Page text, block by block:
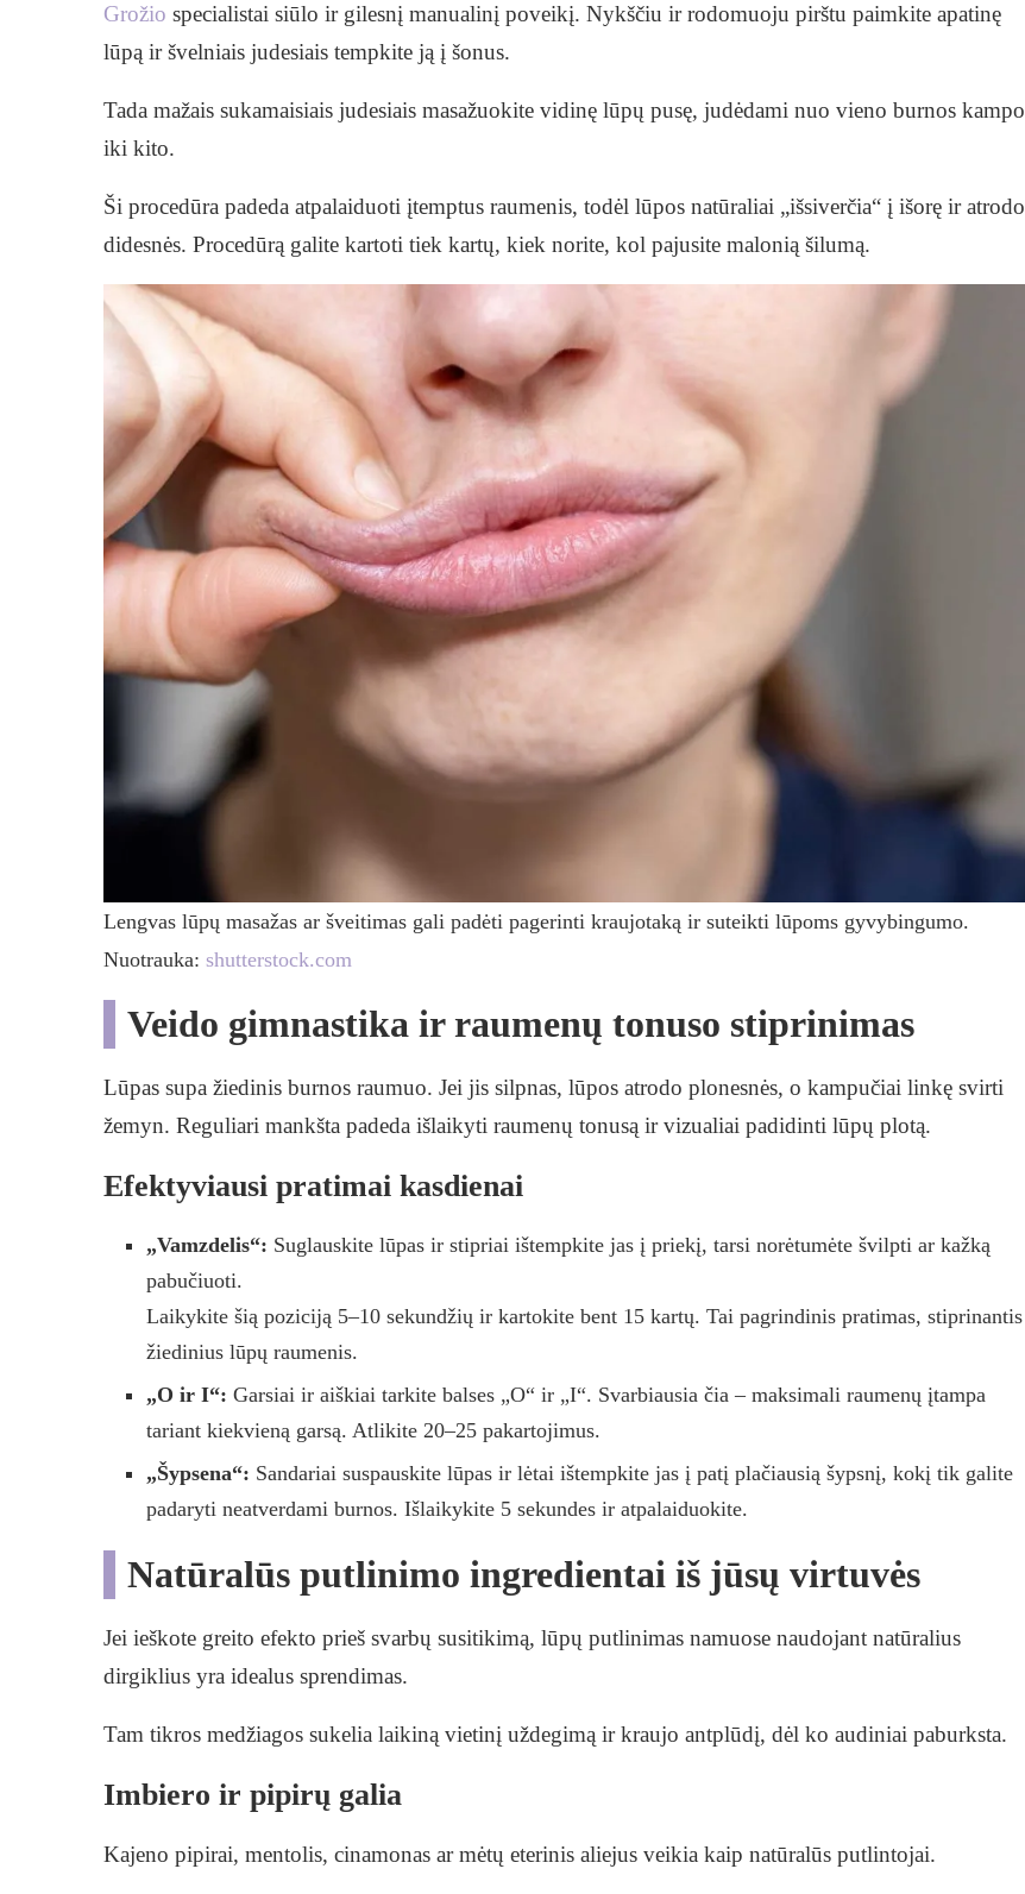
Grožio specialistai siūlo ir gilesnį manualinį poveikį. Nykščiu ir rodomuoju pirštu paimkite apatinę
lūpą ir švelniais judesiais tempkite ją į šonus.
Tada mažais sukamaisiais judesiais masažuokite vidinę lūpų pusę, judėdami nuo vieno burnos kampo
iki kito.
Ši procedūra padeda atpalaiduoti įtemptus raumenis, todėl lūpos natūraliai „išsiverčia“ į išorę ir atrodo
didesnės. Procedūrą galite kartoti tiek kartų, kiek norite, kol pajusite malonią šilumą.
Lengvas lūpų masažas ar šveitimas gali padėti pagerinti kraujotaką ir suteikti lūpoms gyvybingumo.
Nuotrauka: shutterstock.com
Veido gimnastika ir raumenų tonuso stiprinimas
Lūpas supa žiedinis burnos raumuo. Jei jis silpnas, lūpos atrodo plonesnės, o kampučiai linkę svirti
žemyn. Reguliari mankšta padeda išlaikyti raumenų tonusą ir vizualiai padidinti lūpų plotą.
Efektyviausi pratimai kasdienai
„Vamzdelis“: Suglauskite lūpas ir stipriai ištempkite jas į priekį, tarsi norėtumėte švilpti ar kažką
pabučiuoti.
Laikykite šią poziciją 5–10 sekundžių ir kartokite bent 15 kartų. Tai pagrindinis pratimas, stiprinantis
žiedinius lūpų raumenis.
„O ir I“: Garsiai ir aiškiai tarkite balses „O“ ir „I“. Svarbiausia čia – maksimali raumenų įtampa
tariant kiekvieną garsą. Atlikite 20–25 pakartojimus.
„Šypsena“: Sandariai suspauskite lūpas ir lėtai ištempkite jas į patį plačiausią šypsnį, kokį tik galite
padaryti neatverdami burnos. Išlaikykite 5 sekundes ir atpalaiduokite.
Natūralūs putlinimo ingredientai iš jūsų virtuvės
Jei ieškote greito efekto prieš svarbų susitikimą, lūpų putlinimas namuose naudojant natūralius
dirgiklius yra idealus sprendimas.
Tam tikros medžiagos sukelia laikiną vietinį uždegimą ir kraujo antplūdį, dėl ko audiniai paburksta.
Imbiero ir pipirų galia
Kajeno pipirai, mentolis, cinamonas ar mėtų eterinis aliejus veikia kaip natūralūs putlintojai.